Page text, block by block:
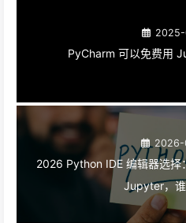
Coze(扣子)工作流基础核心课